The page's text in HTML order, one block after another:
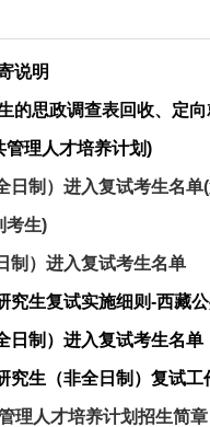
说明
管理人才培养计划)
日制）进入复试考生名单
考生)
制）进入复试考生名单
生复试实施细则-西藏
日制）进入复试考生名单
生（非全日制）复试工
理人才培养计划招生简章